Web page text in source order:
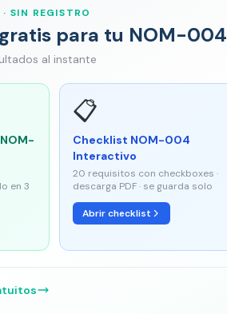
SIN REGISTRO
para tu NOM-004
al instante
en 3
📋
Checklist NOM-004
Interactivo
20 requisitos con checkboxes ·
descarga PDF · se guarda solo
Abrir checklist